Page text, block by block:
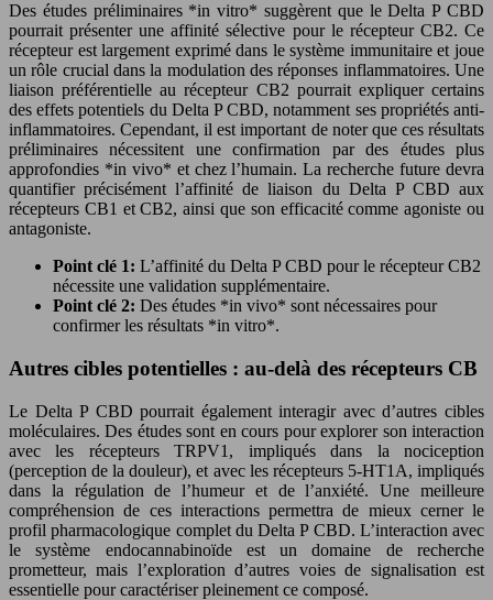
Des études préliminaires *in vitro* suggèrent que le Delta P CBD
pourrait présenter une affinité sélective pour le récepteur CB2. Ce
récepteur est largement exprimé dans le système immunitaire et joue
un rôle crucial dans la modulation des réponses inflammatoires. Une
liaison préférentielle au récepteur CB2 pourrait expliquer certains
des effets potentiels du Delta P CBD, notamment ses propriétés anti-
inflammatoires. Cependant, il est important de noter que ces résultats
préliminaires nécessitent une confirmation par des études plus
approfondies *in vivo* et chez l’humain. La recherche future devra
quantifier précisément l’affinité de liaison du Delta P CBD aux
récepteurs CB1 et CB2, ainsi que son efficacité comme agoniste ou
antagoniste.
Point clé 1: L’affinité du Delta P CBD pour le récepteur CB2
nécessite une validation supplémentaire.
Point clé 2: Des études *in vivo* sont nécessaires pour
confirmer les résultats *in vitro*.
Autres cibles potentielles : au-delà des récepteurs CB
Le Delta P CBD pourrait également interagir avec d’autres cibles
moléculaires. Des études sont en cours pour explorer son interaction
avec les récepteurs TRPV1, impliqués dans la nociception
(perception de la douleur), et avec les récepteurs 5-HT1A, impliqués
dans la régulation de l’humeur et de l’anxiété. Une meilleure
compréhension de ces interactions permettra de mieux cerner le
profil pharmacologique complet du Delta P CBD. L’interaction avec
le système endocannabinoïde est un domaine de recherche
prometteur, mais l’exploration d’autres voies de signalisation est
essentielle pour caractériser pleinement ce composé.